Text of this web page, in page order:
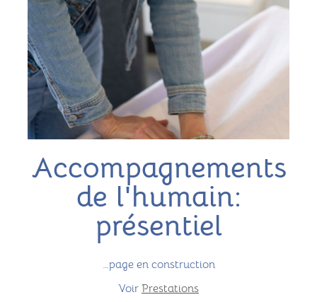
Accompagnements
de l'humain:
présentiel
…page en construction
Voir Prestations